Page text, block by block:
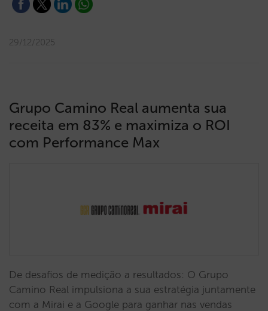
29/12/2025
Grupo Camino Real aumenta sua
receita em 83% e maximiza o ROI
com Performance Max
De desafios de medição a resultados: O Grupo
Camino Real impulsiona a sua estratégia juntamente
com a Mirai e a Google para ganhar nas vendas